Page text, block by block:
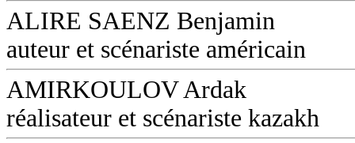
ALIRE SAENZ Benjamin
auteur et scénariste américain
AMIRKOULOV Ardak
réalisateur et scénariste kazakh